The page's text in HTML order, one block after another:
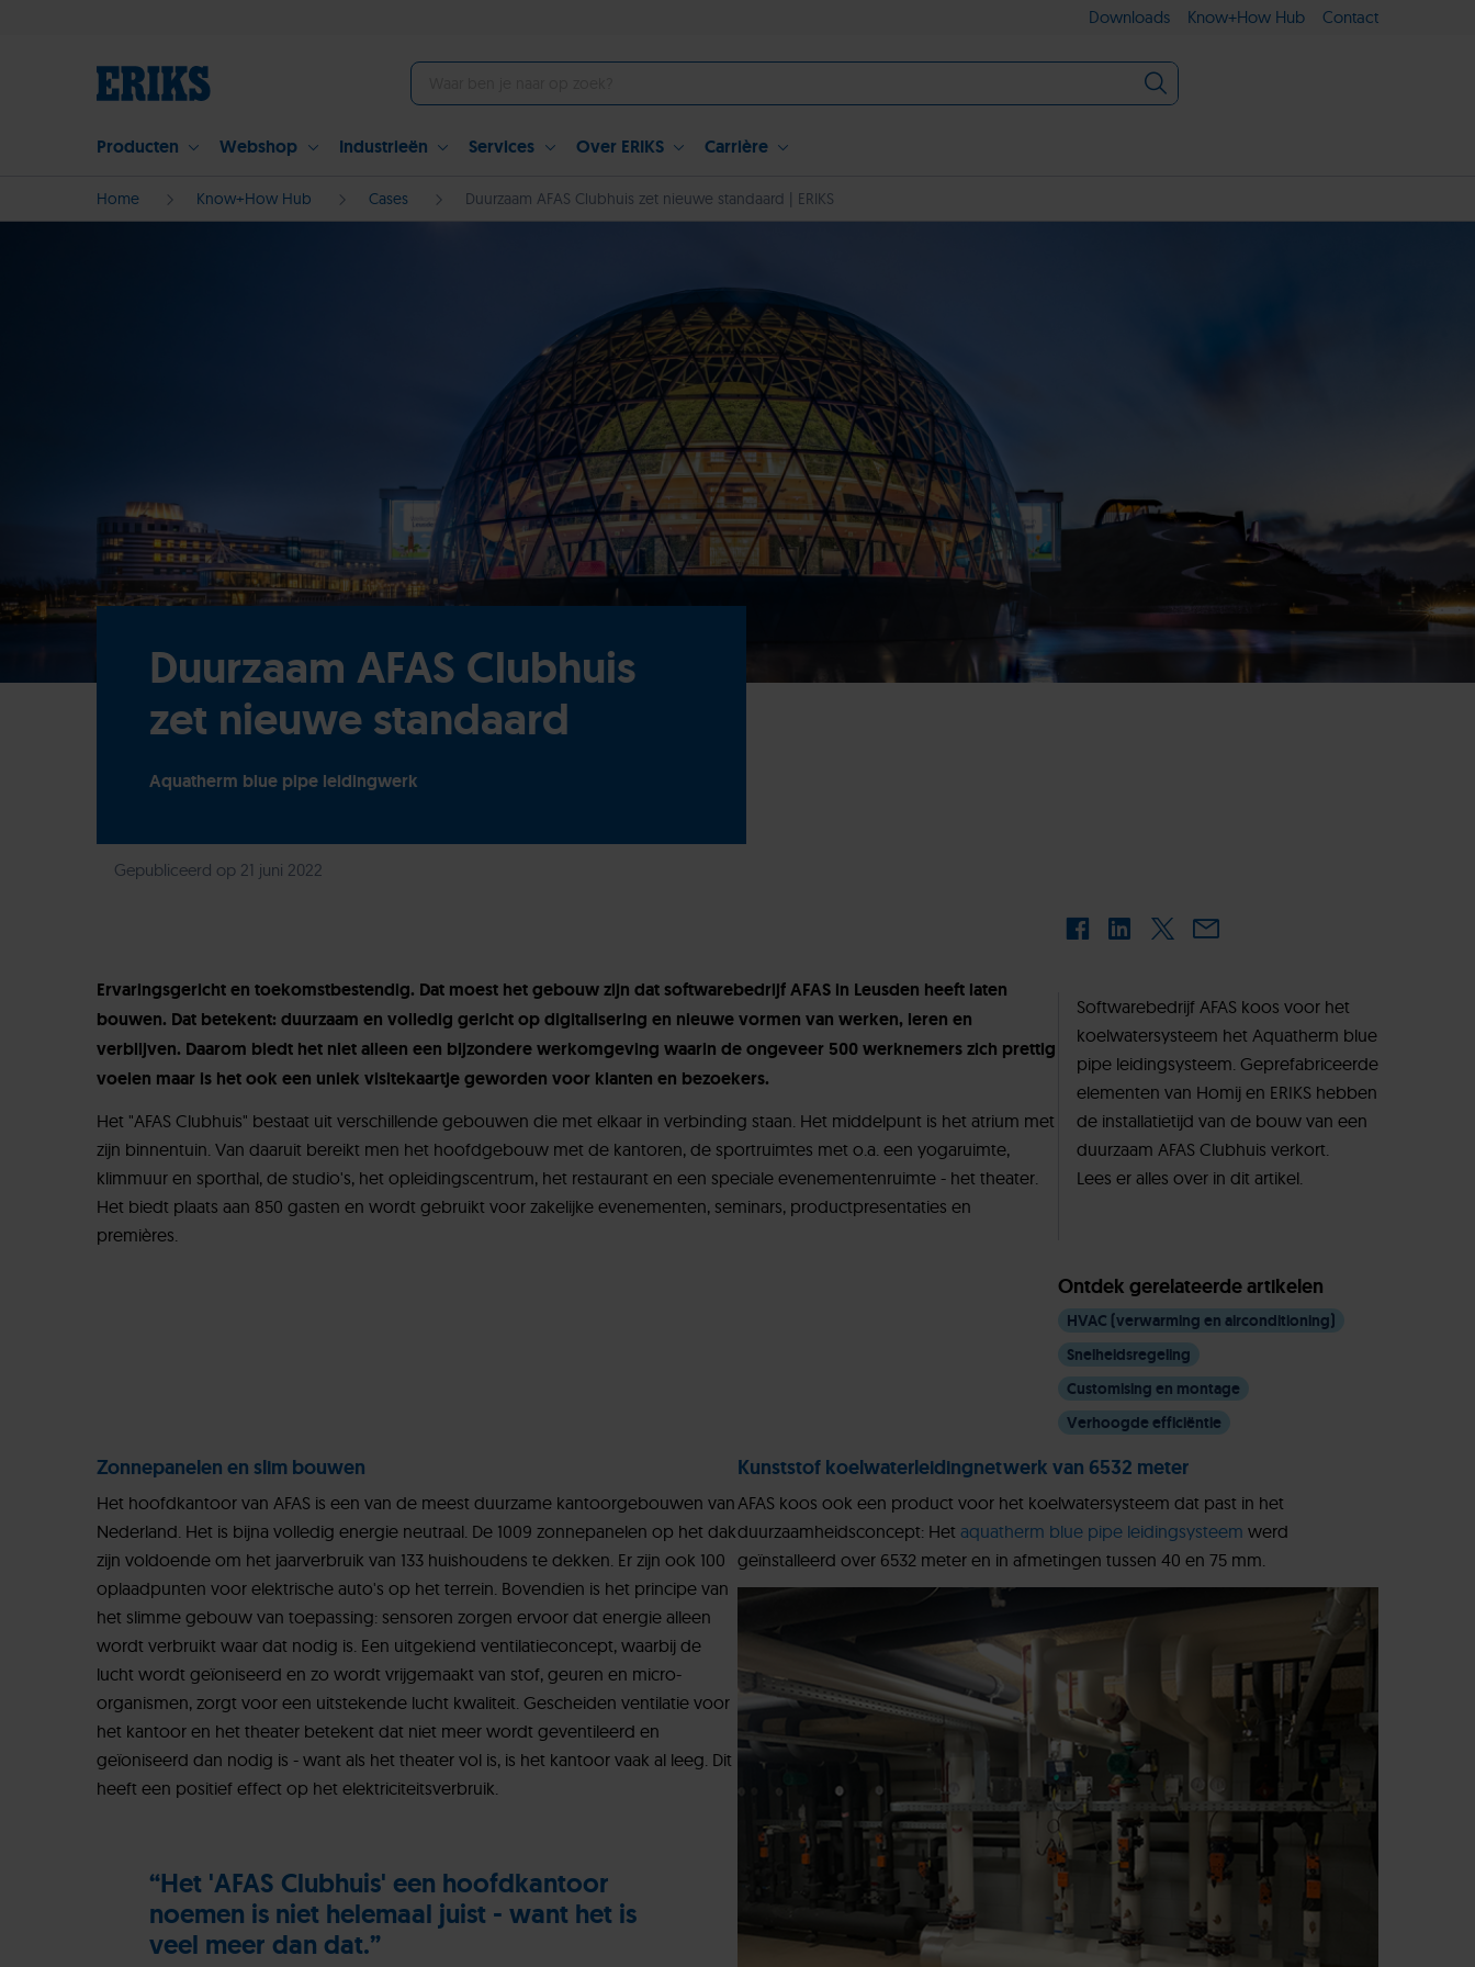
Producten Webshop Industrieën Services Over ERIKS Carrière
Downloads Know+How Hub Contact
Home Know+How Hub Cases Duurzaam AFAS Clubhuis zet nieuwe standaard | ERIKS
Duurzaam AFAS Clubhuis
zet nieuwe standaard
Aquatherm blue pipe leidingwerk
Gepubliceerd op 21 juni 2022
Ervaringsgericht en toekomstbestendig. Dat moest het gebouw zijn dat softwarebedrijf AFAS in Leusden heeft laten
bouwen. Dat betekent: duurzaam en volledig gericht op digitalisering en nieuwe vormen van werken, leren en
verblijven. Daarom biedt het niet alleen een bijzondere werkomgeving waarin de ongeveer 500 werknemers zich prettig
voelen maar is het ook een uniek visitekaartje geworden voor klanten en bezoekers.
Het "AFAS Clubhuis" bestaat uit verschillende gebouwen die met elkaar in verbinding staan. Het middelpunt is het atrium met
zijn binnentuin. Van daaruit bereikt men het hoofdgebouw met de kantoren, de sportruimtes met o.a. een yogaruimte,
klimmuur en sporthal, de studio's, het opleidingscentrum, het restaurant en een speciale evenementenruimte - het theater.
Het biedt plaats aan 850 gasten en wordt gebruikt voor zakelijke evenementen, seminars, productpresentaties en
premières.
Softwarebedrijf AFAS koos voor het
koelwatersysteem het Aquatherm blue
pipe leidingsysteem. Geprefabriceerde
elementen van Homij en ERIKS hebben
de installatietijd van de bouw van een
duurzaam AFAS Clubhuis verkort.
Lees er alles over in dit artikel.
Ontdek gerelateerde artikelen
HVAC (verwarming en airconditioning)
Snelheidsregeling
Customising en montage
Verhoogde efficiëntie
Zonnepanelen en slim bouwen
Het hoofdkantoor van AFAS is een van de meest duurzame kantoorgebouwen van
Nederland. Het is bijna volledig energie neutraal. De 1009 zonnepanelen op het dak
zijn voldoende om het jaarverbruik van 133 huishoudens te dekken. Er zijn ook 100
oplaadpunten voor elektrische auto's op het terrein. Bovendien is het principe van
het slimme gebouw van toepassing: sensoren zorgen ervoor dat energie alleen
wordt verbruikt waar dat nodig is. Een uitgekiend ventilatieconcept, waarbij de
lucht wordt geïoniseerd en zo wordt vrijgemaakt van stof, geuren en micro-
organismen, zorgt voor een uitstekende lucht kwaliteit. Gescheiden ventilatie voor
het kantoor en het theater betekent dat niet meer wordt geventileerd en
geïoniseerd dan nodig is - want als het theater vol is, is het kantoor vaak al leeg. Dit
heeft een positief effect op het elektriciteitsverbruik.
“Het 'AFAS Clubhuis' een hoofdkantoor
noemen is niet helemaal juist - want het is
veel meer dan dat.”
Kunststof koelwaterleidingnetwerk van 6532 meter
AFAS koos ook een product voor het koelwatersysteem dat past in het
duurzaamheidsconcept: Het aquatherm blue pipe leidingsysteem werd
geïnstalleerd over 6532 meter en in afmetingen tussen 40 en 75 mm.